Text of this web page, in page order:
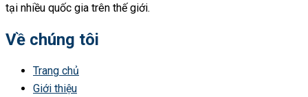
tại nhiều quốc gia trên thế giới.
Về chúng tôi
Trang chủ
Giới thiệu